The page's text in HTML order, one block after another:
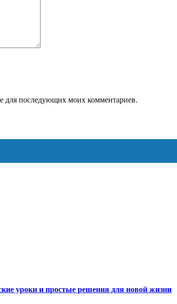
для последующих моих комментариев.
уроки и простые решения для новой жизни